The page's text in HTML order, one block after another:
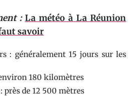
: La météo à La Réunion
savoir
: généralement 15 jours sur les
180 kilomètres
près de 12 500 mètres